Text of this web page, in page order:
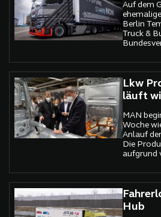
Auf dem
Berlin
Truck &
seines
Lkw
fahren.
Lkw
läuft
MAN
Woche
Anlauf
Die
aufgrund
Ukraine-
Werken
München
Mitte
still.
Hub